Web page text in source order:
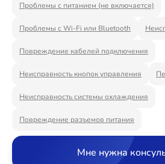
Проблемы с питанием (не включается)
Проблемы с Wi-Fi или Bluetooth
Повреждение кабелей подключения
Неисправность кнопок управления
Неисправность системы охлаждения
Повреждение разъемов питания
Мне нужна
Ремонт
Ремонт Вытяжек
Ремонт Духовых